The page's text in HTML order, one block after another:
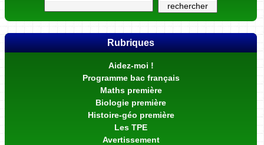
Rubriques
Aidez-moi !
Programme bac français
Maths première
Biologie première
Histoire-géo première
Les TPE
Avertissement